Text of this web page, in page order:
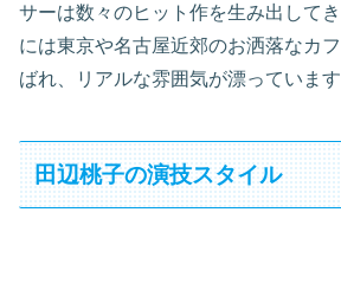
サーは数々のヒット作を生み出して
には東京や名古屋近郊のお洒落なカ
ばれ、リアルな雰囲気が漂っています
田辺桃子の演技スタイル